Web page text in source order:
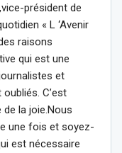
président de
« L ‘Avenir
raisons
qui est une
et
C’est
la joie.Nous
une fois et soyez-
est nécessaire